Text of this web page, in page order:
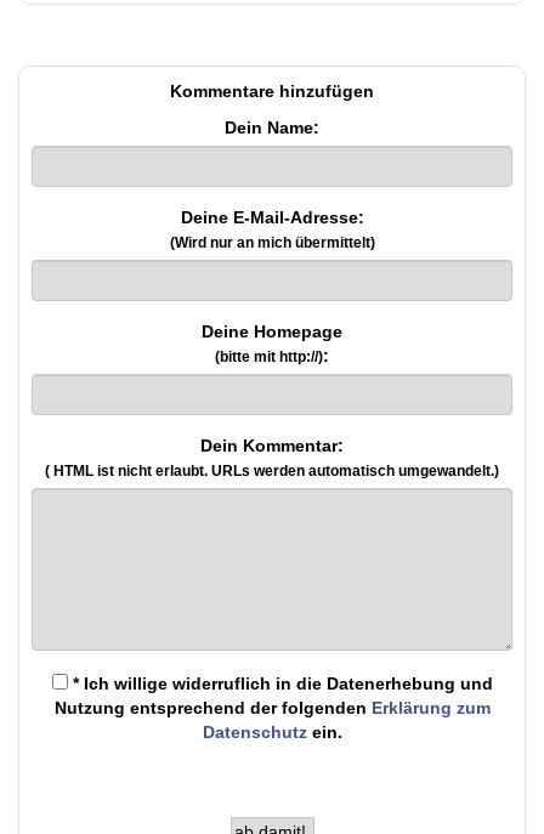
Kommentare hinzufügen
Dein Name:
Deine E-Mail-Adresse:
(Wird nur an mich übermittelt)
Deine Homepage
(bitte mit http://):
Dein Kommentar:
( HTML ist nicht erlaubt. URLs werden automatisch umgewandelt.)
* Ich willige widerruflich in die Datenerhebung und
Nutzung entsprechend der folgenden Erklärung zum
Datenschutzein.